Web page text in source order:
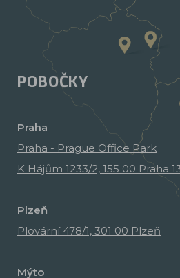
POBOČKY
Praha
Praha - Prague Office Park
K Hájům 1233/2, 155 00 Praha
Plzeň
Plovární 478/1, 301 00 Plzeň
Mýto